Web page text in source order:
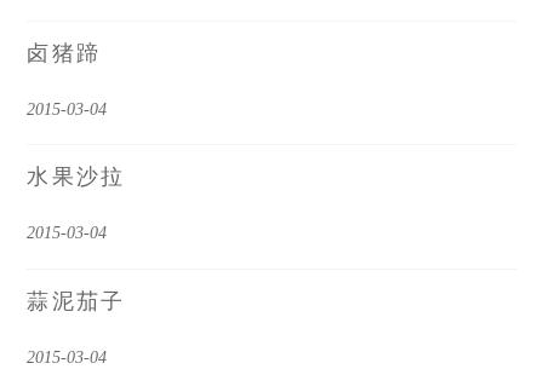
卤猪蹄
2015-03-04
水果沙拉
2015-03-04
蒜泥茄子
2015-03-04